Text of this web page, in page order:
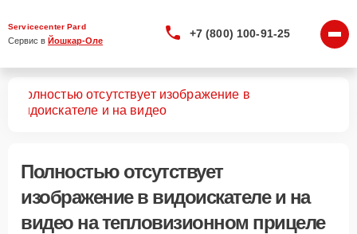
Servicecenter Pard
Сервис в Йошкар-Оле
+7 (800) 100-91-25
Полностью отсутствует изображение в
видоискателе и на видео
Полностью отсутствует
изображение в видоискателе и на
видео на тепловизионном прицеле